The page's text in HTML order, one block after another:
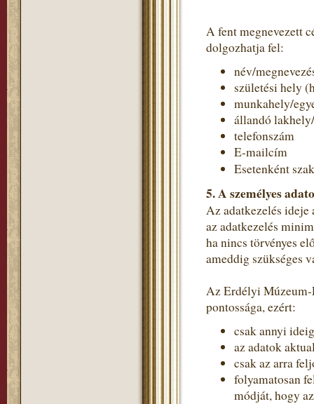
A fent megnevezett
dolgozhatja fel:
név/
születési hely
munkahely/
állandó
telefonszám
E-mailcím
Esetenként
5. A személyes
Az adatkezelés ideje
az adatkezelés
ha nincs törvényes
ameddig szükséges
Az Erdélyi Múzeum-
pontossága, ezért:
csak annyi
az adatok
csak az arra
folyamatosan
módját, hogy